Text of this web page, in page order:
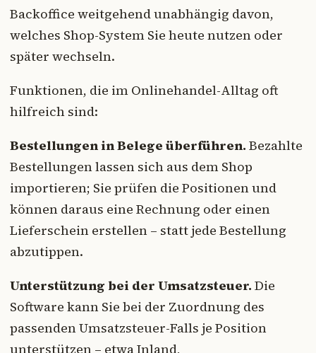
Backoffice weitgehend unabhängig davon,
welches Shop-System Sie heute nutzen oder
später wechseln.
Funktionen, die im Onlinehandel-Alltag oft
hilfreich sind:
Bestellungen in Belege überführen. Bezahlte
Bestellungen lassen sich aus dem Shop
importieren; Sie prüfen die Positionen und
können daraus eine Rechnung oder einen
Lieferschein erstellen – statt jede Bestellung
abzutippen.
Unterstützung bei der Umsatzsteuer. Die
Software kann Sie bei der Zuordnung des
passenden Umsatzsteuer-Falls je Position
unterstützen – etwa Inland,